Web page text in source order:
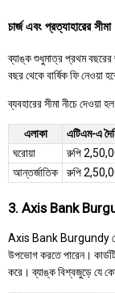
চার্জ এবং প্রত্যাহারের সীমা
ব্যাঙ্ক শুধুমাত্র প্রথম
বছর থেকে বার্ষিক ফি নেওয়া
ব্যবহারের সীমা নীচে দেওয়া
এলাকা এটিএম-এ
ঘরোয়া
রুপি
আন্তর্জাতিক
রুপি
3. Axis Bank
Axis Bank Burgundy
উপভোগ করতে পারেন। কার্ডটি
করে। ব্যাঙ্ক বিশ্বজুড়ে যে